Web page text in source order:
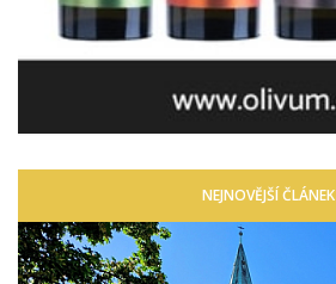
NEJNOVĚJŠÍ ČLÁNEK